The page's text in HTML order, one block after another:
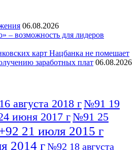
06.08.2026
– возможность для лидеров
карт Нацбанка не помешает
заработных плат 06.08.2026
августа 2018 г№91 19
июня 2017 г№91 25
21 июля 2015 г
2014 г№92 18 августа